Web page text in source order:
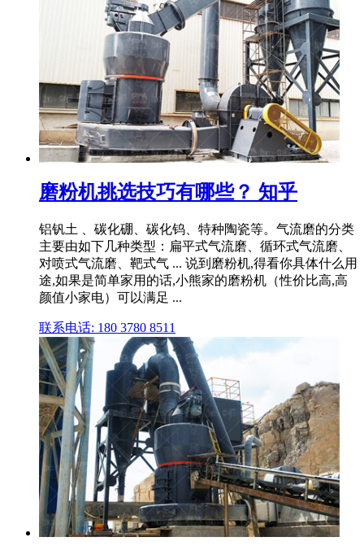
磨粉机挑选技巧有哪些？ 知乎
铝钒土 、碳化硼、碳化钨、特种陶瓷等。气流磨的分类
主要由如下几种类型：扁平式气流磨、循环式气流磨、
对喷式气流磨、靶式气 ... 说到磨粉机,得看你具体什么用
途,如果是简单家用的话,小熊家的磨粉机（性价比高,高
颜值小家电）可以满足 ...
联系电话: 180 3780 8511